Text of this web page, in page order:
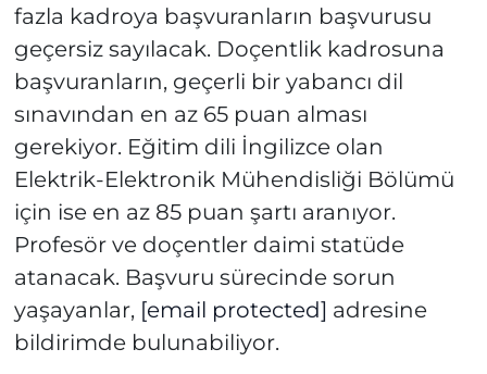
fazla kadroya başvuranların başvurusu
geçersiz sayılacak. Doçentlik kadrosuna
başvuranların, geçerli bir yabancı dil
sınavından en az 65 puan alması
gerekiyor. Eğitim dili İngilizce olan
Elektrik-Elektronik Mühendisliği Bölümü
için ise en az 85 puan şartı aranıyor.
Profesör ve doçentler daimi statüde
atanacak. Başvuru sürecinde sorun
yaşayanlar, [email protected] adresine
bildirimde bulunabiliyor.